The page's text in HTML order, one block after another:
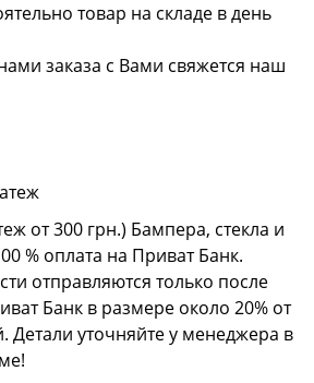
товар на складе в день
заказа с Вами свяжется наш
от 300 грн.) Бампера, стекла и
% оплата на Приват Банк.
отправляются только после
Банк в размере около 20% от
Детали уточняйте у менеджера в